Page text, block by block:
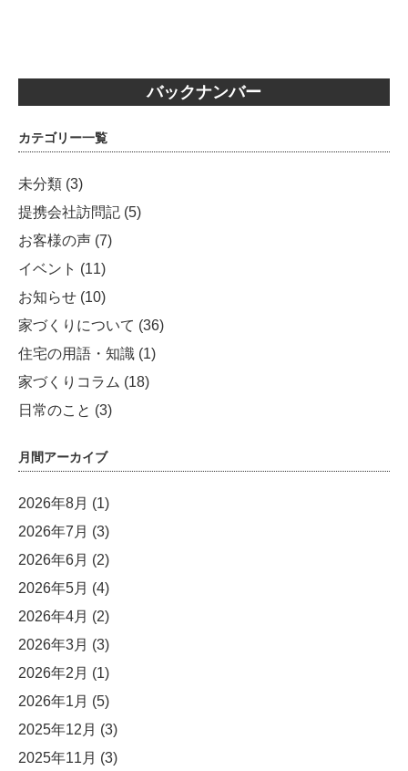
バックナンバー
カテゴリー一覧
未分類 (3)
提携会社訪問記 (5)
お客様の声 (7)
イベント (11)
お知らせ (10)
家づくりについて (36)
住宅の用語・知識 (1)
家づくりコラム (18)
日常のこと (3)
月間アーカイブ
2026年8月 (1)
2026年7月 (3)
2026年6月 (2)
2026年5月 (4)
2026年4月 (2)
2026年3月 (3)
2026年2月 (1)
2026年1月 (5)
2025年12月 (3)
2025年11月 (3)